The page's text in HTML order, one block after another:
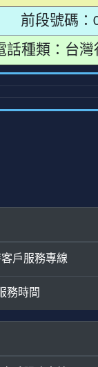
前段號碼：
話種類：台灣
戶服務專線
務時間